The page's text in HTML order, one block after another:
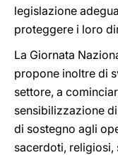
legislazione
proteggere i loro
La Giornata
propone inoltre di
settore, a
sensibilizzazione
di sostegno agli
sacerdoti, religiosi,